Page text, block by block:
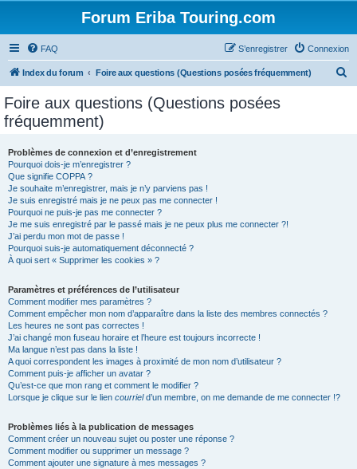
Forum Eriba Touring.com
FAQ Connexion
S’enregistrer
Index du forum Foire aux questions (Questions posées fréquemment)
Foire aux questions (Questions posées
fréquemment)
Problèmes de connexion et d’enregistrement
Pourquoi dois-je m’enregistrer ?
Que signifie COPPA ?
Je souhaite m’enregistrer, mais je n’y parviens pas !
Je suis enregistré mais je ne peux pas me connecter !
Pourquoi ne puis-je pas me connecter ?
Je me suis enregistré par le passé mais je ne peux plus me connecter ?!
J’ai perdu mon mot de passe !
Pourquoi suis-je automatiquement déconnecté ?
À quoi sert « Supprimer les cookies » ?
Paramètres et préférences de l’utilisateur
Comment modifier mes paramètres ?
Comment empêcher mon nom d’apparaître dans la liste des membres connectés ?
Les heures ne sont pas correctes !
J’ai changé mon fuseau horaire et l’heure est toujours incorrecte !
Ma langue n’est pas dans la liste !
A quoi correspondent les images à proximité de mon nom d’utilisateur ?
Comment puis-je afficher un avatar ?
Qu’est-ce que mon rang et comment le modifier ?
Lorsque je clique sur le lien courrield’un membre, on me demande de me connecter !?
Problèmes liés à la publication de messages
Comment créer un nouveau sujet ou poster une réponse ?
Comment modifier ou supprimer un message ?
Comment ajouter une signature à mes messages ?